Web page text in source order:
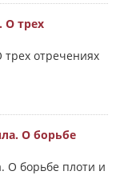
О трех
отречениях
О борьбе
О борьбе плоти и